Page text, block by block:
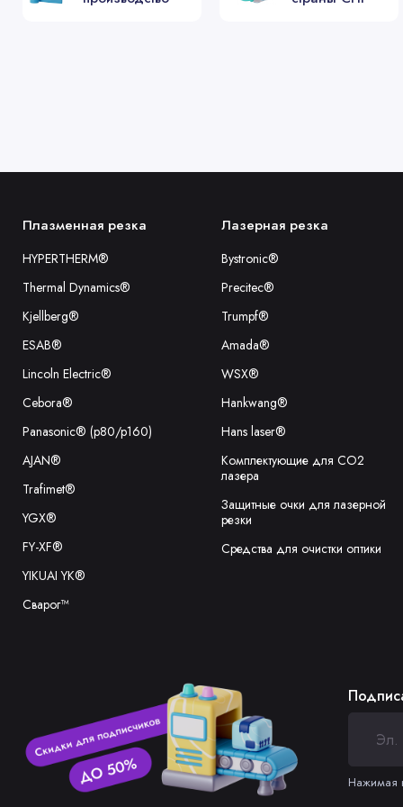
3
11.848.201.1608
11.848.201.1618
11.848.201.1628
11.848.401.1649
11.848.401.1609
.11.848.221.410
.11.848.221.412
Плазменная резка
HYPERTHERM®
Thermal Dynamics®
Kjellberg®
ESAB®
Lincoln Electric®
Cebora®
Panasonic® (p80/p160)
AJAN®
Trafimet®
YGX®
FY-XF®
YIKUAI YK®
Сварог™
Лазерная резка
Bystronic®
Precitec®
Trumpf®
Amada®
WSX®
Hankwang®
Hans laser®
Комплектующие для CO2
лазера
Защитные очки для лазерной
резки
Средства для очистки оптики
Нажимая